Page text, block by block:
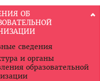
ОБ
сведения
и органы
образовательной